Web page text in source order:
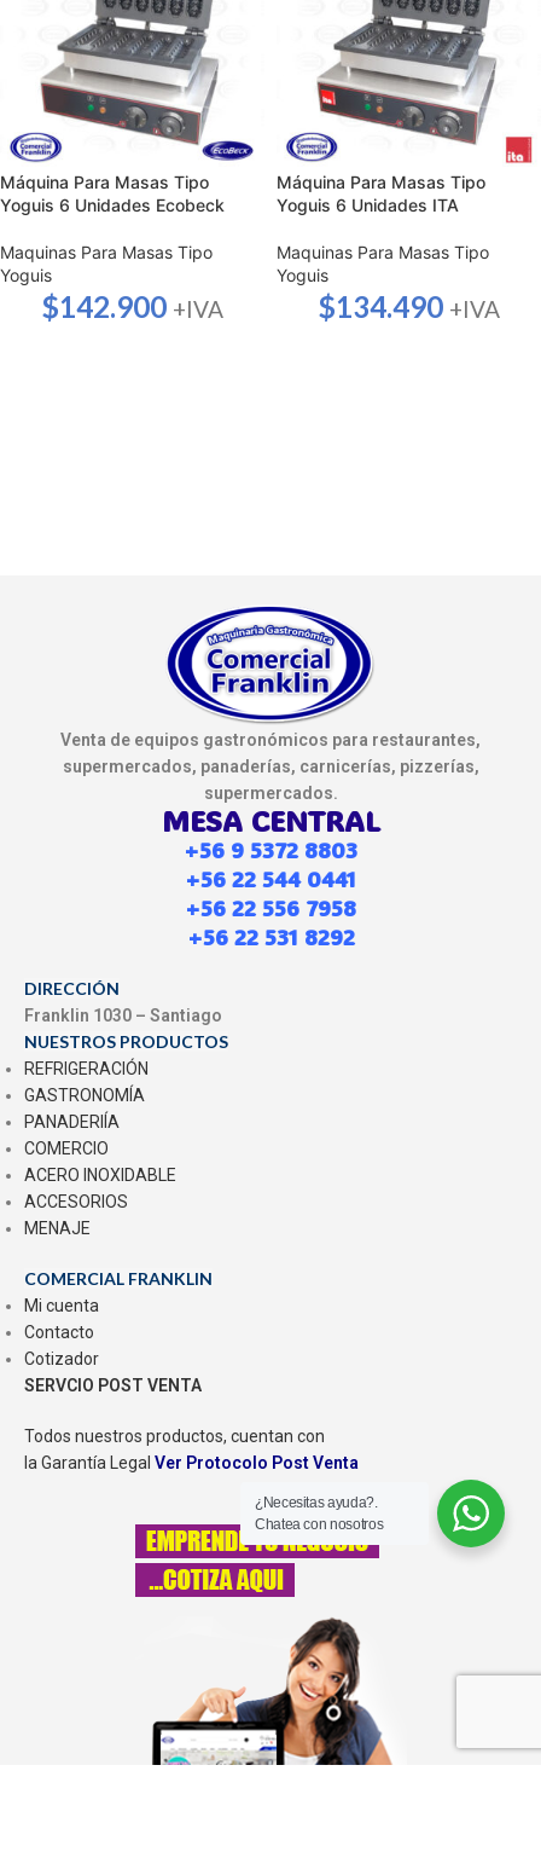
Máquina Para Masas Tipo
Yoguis 6 Unidades Ecobeck
Maquinas Para Masas Tipo
Yoguis
$142.900 +IVA
Máquina Para Masas Tipo
Yoguis 6 Unidades ITA
Maquinas Para Masas Tipo
Yoguis
$134.490 +IVA
Venta de equipos gastronómicos para restaurantes,
supermercados, panaderías, carnicerías, pizzerías,
supermercados.
MESA CENTRAL
+56 9 5372 8803
+56 22 544 0441
+56 22 556 7958
+56 22 531 8292
DIRECCIÓN
Franklin 1030 – Santiago
NUESTROS PRODUCTOS
REFRIGERACIÓN
GASTRONOMÍA
PANADERIÍA
COMERCIO
ACERO INOXIDABLE
ACCESORIOS
MENAJE
COMERCIAL FRANKLIN
Mi cuenta
Contacto
Cotizador
SERVCIO POST VENTA
Todos nuestros productos, cuentan con
la Garantía Legal Ver Protocolo Post Venta
¿Necesitas ayuda?.
Chatea con nosotros